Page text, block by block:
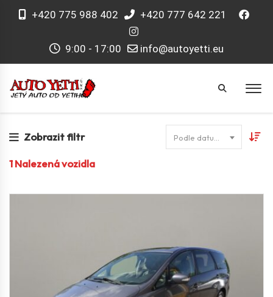
+420 775 988 402 +420 777 642 221
9:00 - 17:00 info@autoyetti.eu
Zobrazit filtr
1Nalezená vozidla